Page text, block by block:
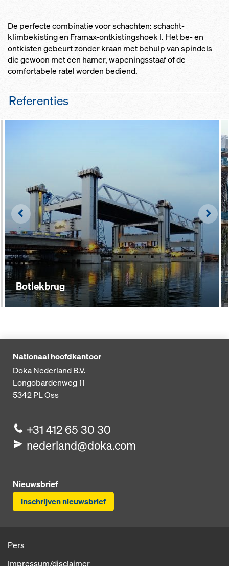
De perfecte combinatie voor schachten: schacht-
klimbekisting en Framax-ontkistingshoek I. Het be- en
ontkisten gebeurt zonder kraan met behulp van spindels
die gewoon met een hamer, wapeningsstaaf of de
comfortabele ratel worden bediend.
Referenties
Botlekbrug
Left
Nationaal hoofdkantoor
Doka Nederland B.V.
Longobardenweg 11
5342 PLOss
+31 412 65 30 30
nederland@doka.com
Nieuwsbrief
Inschrijven nieuwsbrief
Pers
Impressum/disclaimer